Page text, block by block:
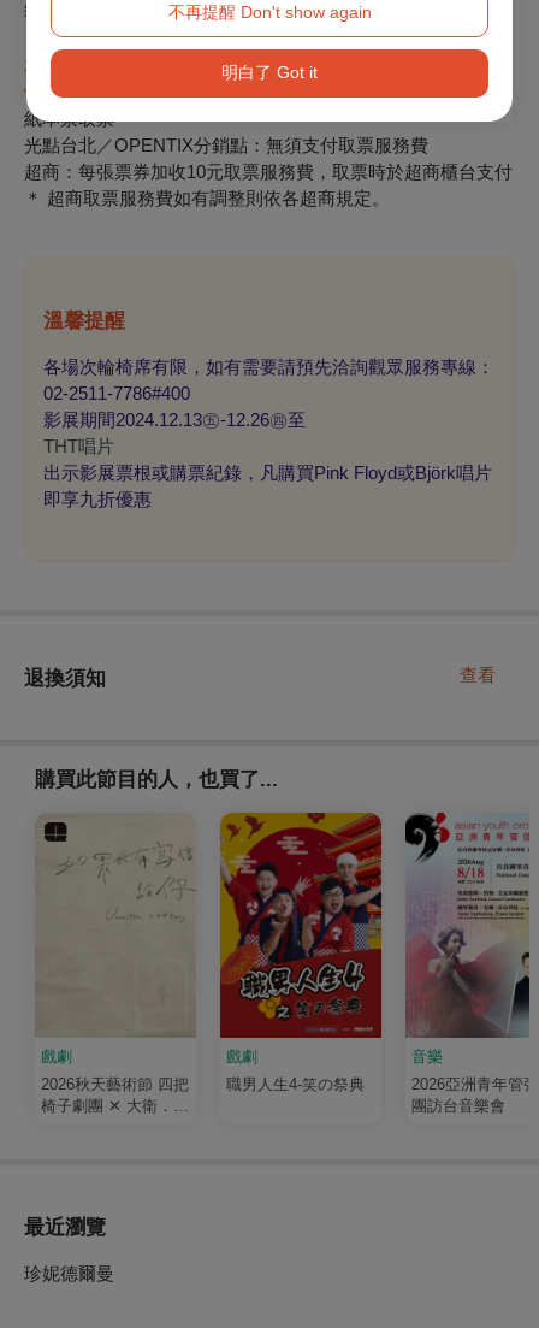
不再提醒 Don't show again
明白了 Got it
額。
本次影展售票為電子票與紙本票並行使用，考量觀眾取票便利
性，建議多加選擇使用電子票券。
紙本票取票
光點台北／OPENTIX分銷點：無須支付取票服務費
超商：每張票券加收10元取票服務費，取票時於超商櫃台支付
＊ 超商取票服務費如有調整則依各超商規定。
溫馨提醒
各場次輪椅席有限，如有需要請預先洽詢觀眾服務專線：
02-2511-7786#400
影展期間2024.12.13㊄-12.26㊃至
THT唱片
出示影展票根或購票紀錄，凡購買Pink Floyd或Björk唱片
即享九折優惠
退換須知 查看
購買此節目的人，也買了...
戲劇
2026秋天藝術節 四把
椅子劇團 ✕ 大衛．吉
戲劇
職男人生4-笑の祭典
音樂
2026亞洲青年管
團訪台音樂會
最近瀏覽
珍妮德爾曼